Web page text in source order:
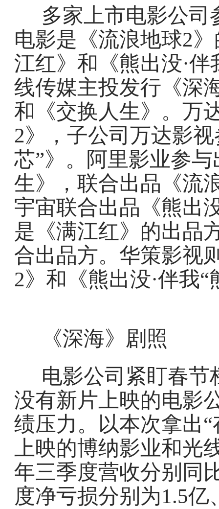
多家上市电影公司
电影是《流浪地球2
江红》和《熊出没·
线传媒主投发行《深
和《交换人生》。万
2》，子公司万达影
芯”》。阿里影业参
生》，联合出品《流
宇宙联合出品《熊出
是《满江红》的出品
合出品方。华策影视
2》和《熊出没·伴我“
《深海》剧照
电影公司紧盯春节
没有新片上映的电影
绩压力。以本次拿出
上映的博纳影业和光
年三季度营收分别同
度净亏损分别为1.5亿